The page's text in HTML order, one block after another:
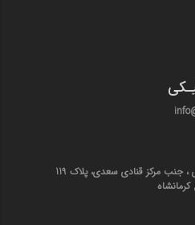
کرمانشاه خیابان سعدی ، جنب مرکز قنادی سعدی، پلاک 119